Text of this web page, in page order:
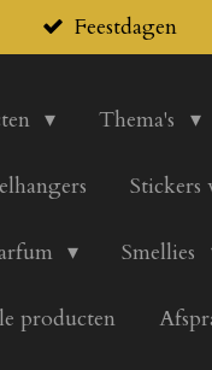
Feestdagen
Thema's
Smellies
producten